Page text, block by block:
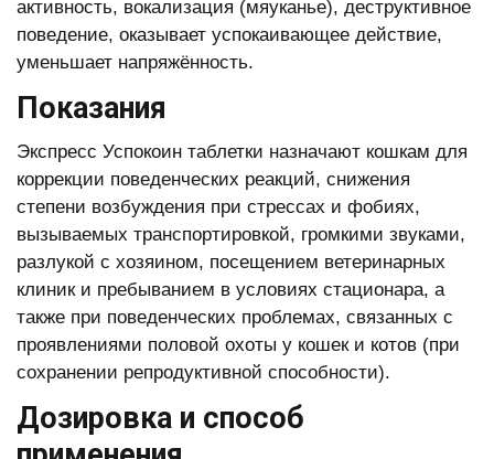
активность, вокализация (мяуканье), деструктивное
поведение, оказывает успокаивающее действие,
уменьшает напряжённость.
Показания
Экспресс Успокоин таблетки назначают кошкам для
коррекции поведенческих реакций, снижения
степени возбуждения при стрессах и фобиях,
вызываемых транспортировкой, громкими звуками,
разлукой с хозяином, посещением ветеринарных
клиник и пребыванием в условиях стационара, а
также при поведенческих проблемах, связанных с
проявлениями половой охоты у кошек и котов (при
сохранении репродуктивной способности).
Дозировка и способ